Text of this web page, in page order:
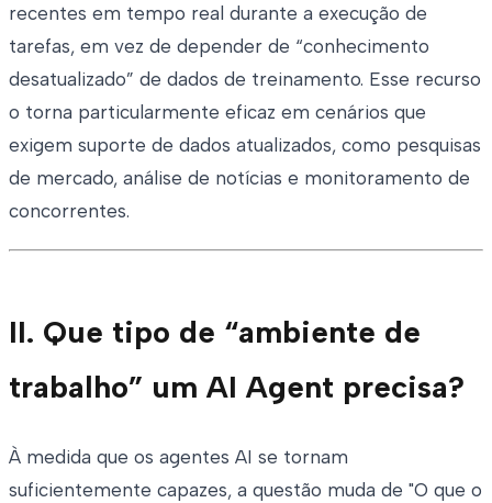
recentes em tempo real durante a execução de
tarefas, em vez de depender de “conhecimento
desatualizado” de dados de treinamento. Esse recurso
o torna particularmente eficaz em cenários que
exigem suporte de dados atualizados, como pesquisas
de mercado, análise de notícias e monitoramento de
concorrentes.
II. Que tipo de “ambiente de
trabalho” um AI Agent precisa?
À medida que os agentes AI se tornam
suficientemente capazes, a questão muda de "O que o